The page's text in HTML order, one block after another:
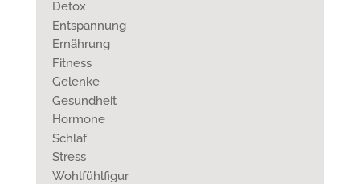
Detox
Entspannung
Ernährung
Fitness
Gelenke
Gesundheit
Hormone
Schlaf
Stress
Wohlfühlfigur